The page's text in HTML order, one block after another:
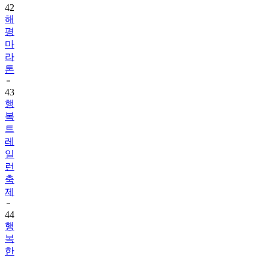
42
해
평
마
라
톤
43
행
복
트
레
일
런
축
제
44
행
복
한